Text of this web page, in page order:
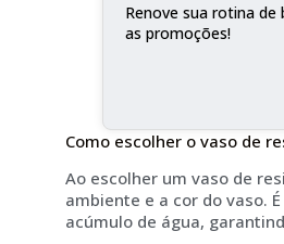
Renove sua rotina
as promoções!
Como escolher o vaso de
Ao escolher um vaso de
ambiente e a cor do vaso.
acúmulo de água,